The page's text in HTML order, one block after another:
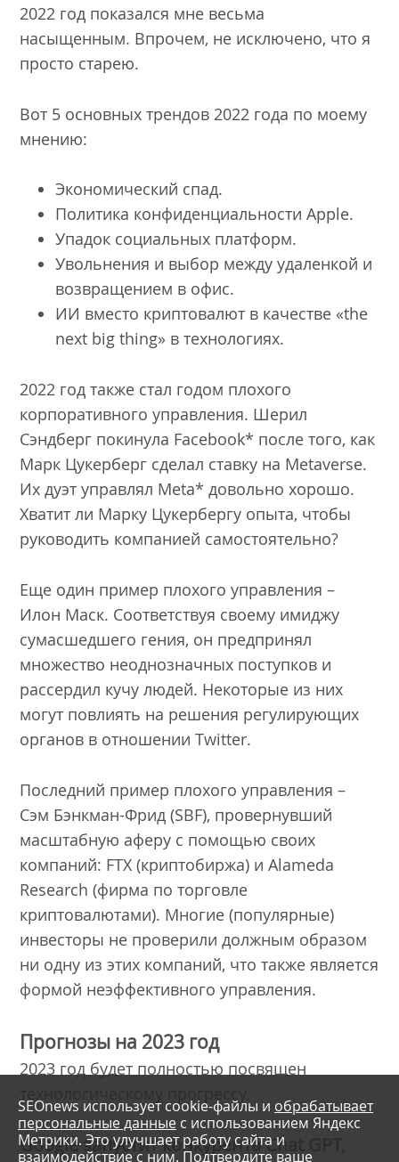
2022 год показался мне весьма
насыщенным. Впрочем, не исключено, что я
просто старею.
Вот 5 основных трендов 2022 года по моему
мнению:
Экономический спад.
Политика конфиденциальности Apple.
Упадок социальных платформ.
Увольнения и выбор между удаленкой и
возвращением в офис.
ИИ вместо криптовалют в качестве «the
next big thing» в технологиях.
2022 год также стал годом плохого
корпоративного управления. Шерил
Сэндберг покинула Facebook* после того, как
Марк Цукерберг сделал ставку на Metaverse.
Их дуэт управлял Meta* довольно хорошо.
Хватит ли Марку Цукербергу опыта, чтобы
руководить компанией самостоятельно?
Еще один пример плохого управления –
Илон Маск. Соответствуя своему имиджу
сумасшедшего гения, он предпринял
множество неоднозначных поступков и
рассердил кучу людей. Некоторые из них
могут повлиять на решения регулирующих
органов в отношении Twitter.
Последний пример плохого управления –
Сэм Бэнкман-Фрид (SBF), провернувший
масштабную аферу с помощью своих
компаний: FTX (криптобиржа) и Alameda
Research (фирма по торговле
криптовалютами). Многие (популярные)
инвесторы не проверили должным образом
ни одну из этих компаний, что также является
формой неэффективного управления.
Прогнозы на 2023 год
2023 год будет полностью посвящен
Google запустит конкурента Chat GPT,
SEOnews использует cookie-файлы и обрабатывает
персональные данные с использованием Яндекс
Метрики. Это улучшает работу сайта и
взаимодействие с ним. Подтвердите ваше